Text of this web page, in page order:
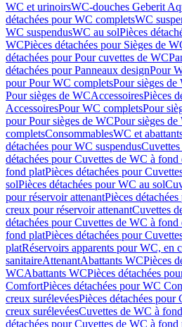
WC et urinoirsWC-douches Geberit
détachées pour WC completsWC
WC suspendusWC au solPièces
WCPièces détachées pour Sièges de
détachées pour Pour cuvettes de WC
détachées pour Panneaux designPour
pour Pour WC completsPour sièges de
Pour sièges de WCAccessoiresPièces
AccessoiresPour WC completsPour
pour Pour sièges de WCPour sièges
completsConsommablesWC et
détachées pour WC suspendus
détachées pour Cuvettes de WC à fond
fond platPièces détachées pour
solPièces détachées pour WC au sol
pour réservoir attenantPièces
creux pour réservoir attenantCuvettes
détachées pour Cuvettes de WC à fond
fond platPièces détachées pour
platRéservoirs apparents pour WC, en
sanitaireAttenantAbattants WCPièces
WCAbattants WCPièces détachées
ComfortPièces détachées pour WC
creux surélevéesPièces détachées
creux surélevéesCuvettes de WC à
détachées pour Cuvettes de WC à fond